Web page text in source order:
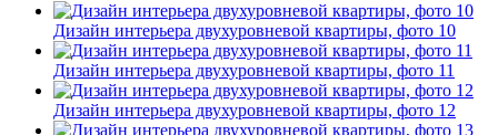
Дизайн интерьера двухуровневой квартиры, фото 10
Дизайн интерьера двухуровневой квартиры, фото 11
Дизайн интерьера двухуровневой квартиры, фото 12